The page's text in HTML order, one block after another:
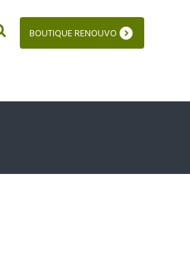
BOUTIQUE RENOUVO